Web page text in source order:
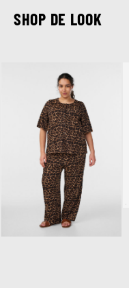
SHOP DE LOOK